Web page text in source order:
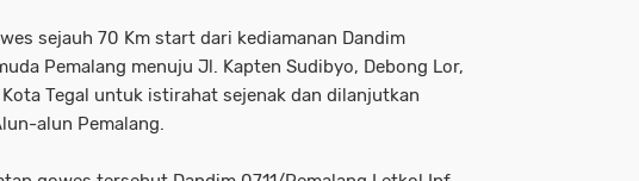
sejauh 70 Km start dari kediamanan Dandim
Pemalang menuju Jl. Kapten Sudibyo, Debong Lor,
Kota Tegal untuk istirahat sejenak dan dilanjutkan
alun Pemalang.